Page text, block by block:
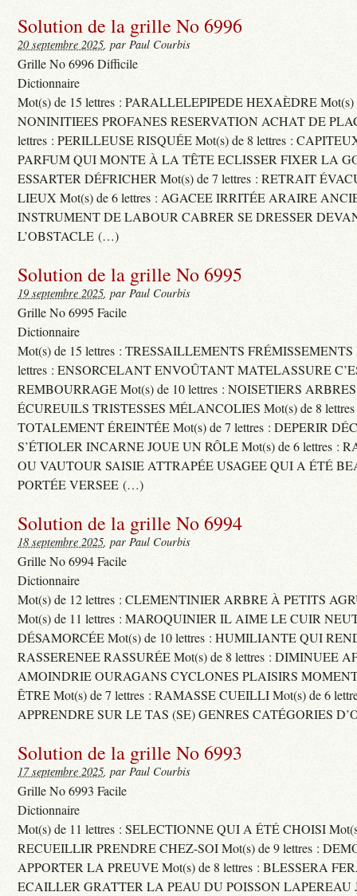
Solution de la grille No 6996
20 septembre 2025, par Paul Courbis
Grille No 6996 Difficile
Dictionnaire
Mot(s) de 15 lettres : PARALLELEPIPEDE HEXAÈDRE Mot(s)
NONINITIEES PROFANES RESERVATION ACHAT DE
lettres : PERILLEUSE RISQUÉE Mot(s) de 8 lettres :
PARFUM QUI MONTE À LA TÊTE ECLISSER FIXER LA
ESSARTER DÉFRICHER Mot(s) de 7 lettres : RETRAIT
LIEUX Mot(s) de 6 lettres : AGACEE IRRITÉE ARAIRE
INSTRUMENT DE LABOUR CABRER SE DRESSER
L’OBSTACLE (…)
Solution de la grille No 6995
19 septembre 2025, par Paul Courbis
Grille No 6995 Facile
Dictionnaire
Mot(s) de 15 lettres : TRESSAILLEMENTS FRÉMISSEMENTS
lettres : ENSORCELANT ENVOÛTANT MATELASSURE
REMBOURRAGE Mot(s) de 10 lettres : NOISETIERS
ÉCUREUILS TRISTESSES MÉLANCOLIES Mot(s) de 8
TOTALEMENT ÉREINTÉE Mot(s) de 7 lettres : DEPERIR
S’ÉTIOLER INCARNE JOUE UN RÔLE Mot(s) de 6 lettres :
OU VAUTOUR SAISIE ATTRAPÉE USAGEE QUI A ÉTÉ
PORTÉE VERSEE (…)
Solution de la grille No 6994
18 septembre 2025, par Paul Courbis
Grille No 6994 Facile
Dictionnaire
Mot(s) de 12 lettres : CLEMENTINIER ARBRE À PETITS
Mot(s) de 11 lettres : MAROQUINIER IL AIME LE CUIR
DÉSAMORCÉE Mot(s) de 10 lettres : HUMILIANTE QUI
RASSERENEE RASSURÉE Mot(s) de 8 lettres : DIMINUEE
AMOINDRIE OURAGANS CYCLONES PLAISIRS
ÊTRE Mot(s) de 7 lettres : RAMASSE CUEILLI Mot(s) de 6
APPRENDRE SUR LE TAS (SE) GENRES CATÉGORIES
Solution de la grille No 6993
17 septembre 2025, par Paul Courbis
Grille No 6993 Facile
Dictionnaire
Mot(s) de 11 lettres : SELECTIONNE QUI A ÉTÉ CHOISI
RECUEILLIR PRENDRE CHEZ-SOI Mot(s) de 9 lettres :
APPORTER LA PREUVE Mot(s) de 8 lettres : BLESSERA
ECAILLER GRATTER LA PEAU DU POISSON LAPEREAU